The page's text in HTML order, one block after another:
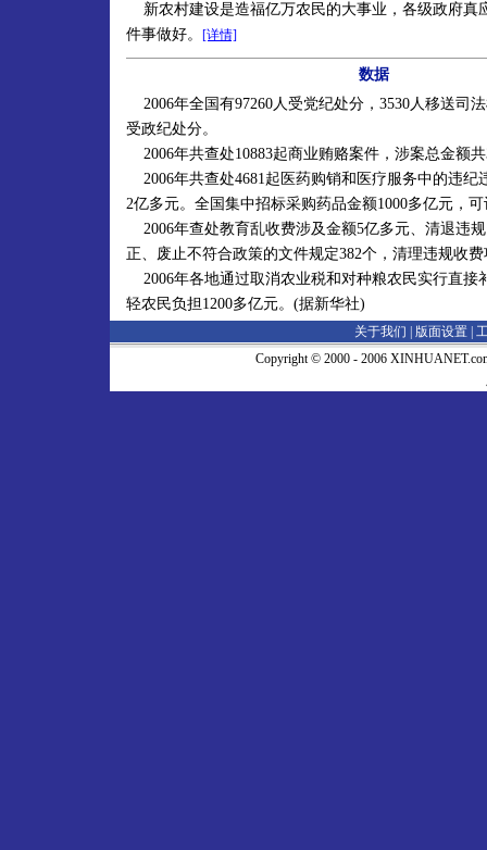
新农村建设是造福亿万农民的大事业，各级政府真
件事做好。
[详情]
数据
2006年全国有97260人受党纪处分，3530人移送司
受政纪处分。
2006年共查处10883起商业贿赂案件，涉案总金额
2006年共查处4681起医药购销和医疗服务中的违纪
2亿多元。全国集中招标采购药品金额1000多亿元，
2006年查处教育乱收费涉及金额5亿多元、清退违
正、废止不符合政策的文件规定382个，清理违规收费
2006年各地通过取消农业税和对种粮农民实行直接
轻农民负担1200多亿元。(据新华社)
关于我们 | 版面设置
Copyright © 2000 - 2006